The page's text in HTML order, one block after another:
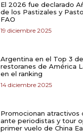
El 2026 fue declarado
de los Pastizales y
FAO
19 diciembre 2025
Argentina en el Top 3
restoranes de América
en el ranking
14 diciembre 2025
Promocionan atractivos
ante periodistas y tour
primer vuelo de China